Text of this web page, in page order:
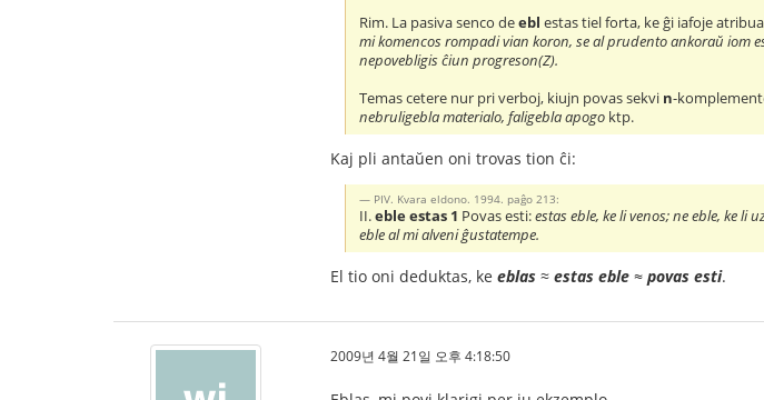
Rim. La pasiva senco deebl estas tiel forta, ke ĝi iafoje
mi komencos rompadi vian koron, se al prudento ankoraŭ iom
nepovebligis ĉiun progreson(Z).
Temas cetere nur pri verboj, kiujn povas sekvi n-
nebruligebla materialo, faligebla apogo ktp.
Kaj pli antaŭen oni trovas tion ĉi:
PIV. Kvara eldono. 1994. paĝo 213:
II.eble estas 1 Povas esti:estas eble, ke li venos; ne eble, ke
eble al mi alveni ĝustatempe.
El tio oni deduktas, ke eblas ≈ estas eble ≈ povas esti.
2009년 4월 21일 오후 4:18:50